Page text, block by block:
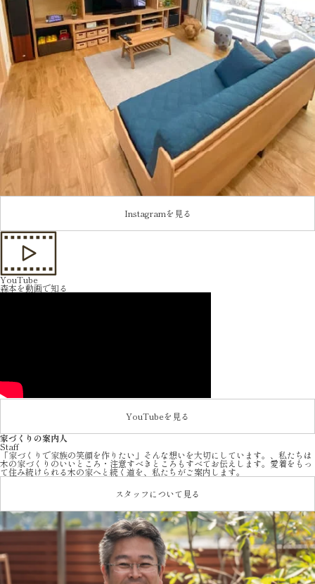
Instagramを見る
YouTube
森本を動画で知る
YouTubeを見る
家づくりの案内人
Staff
「家づくりで家族の笑顔を作りたい」そんな想いを大切にしています。、私たちは
木の家づくりのいいところ・注意すべきところもすべてお伝えします。愛着をもっ
て住み続けられる木の家へと続く道を、私たちがご案内します。
スタッフについて見る